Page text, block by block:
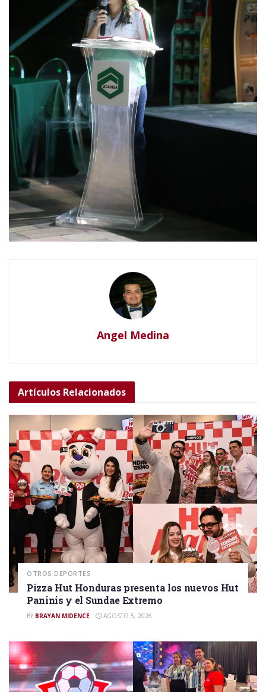
Angel Medina
Artículos Relacionados
OTROS DEPORTES
Pizza Hut Honduras presenta los nuevos Hut
Paninis y el Sundae Extremo
BY BRAYAN MIDENCE AGOSTO 5, 2026